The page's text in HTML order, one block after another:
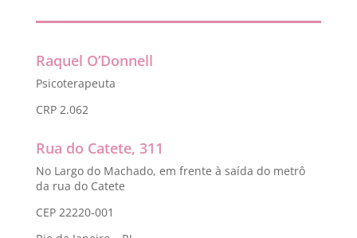
Raquel O’Donnell
Psicoterapeuta
CRP 2.062
Rua do Catete, 311
No Largo do Machado, em frente à saída do metrô
da rua do Catete
CEP 22220-001